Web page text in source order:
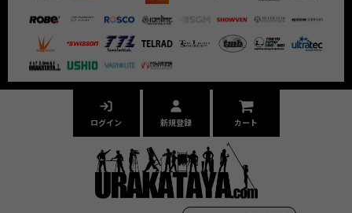
ログイン 新規登録 カート